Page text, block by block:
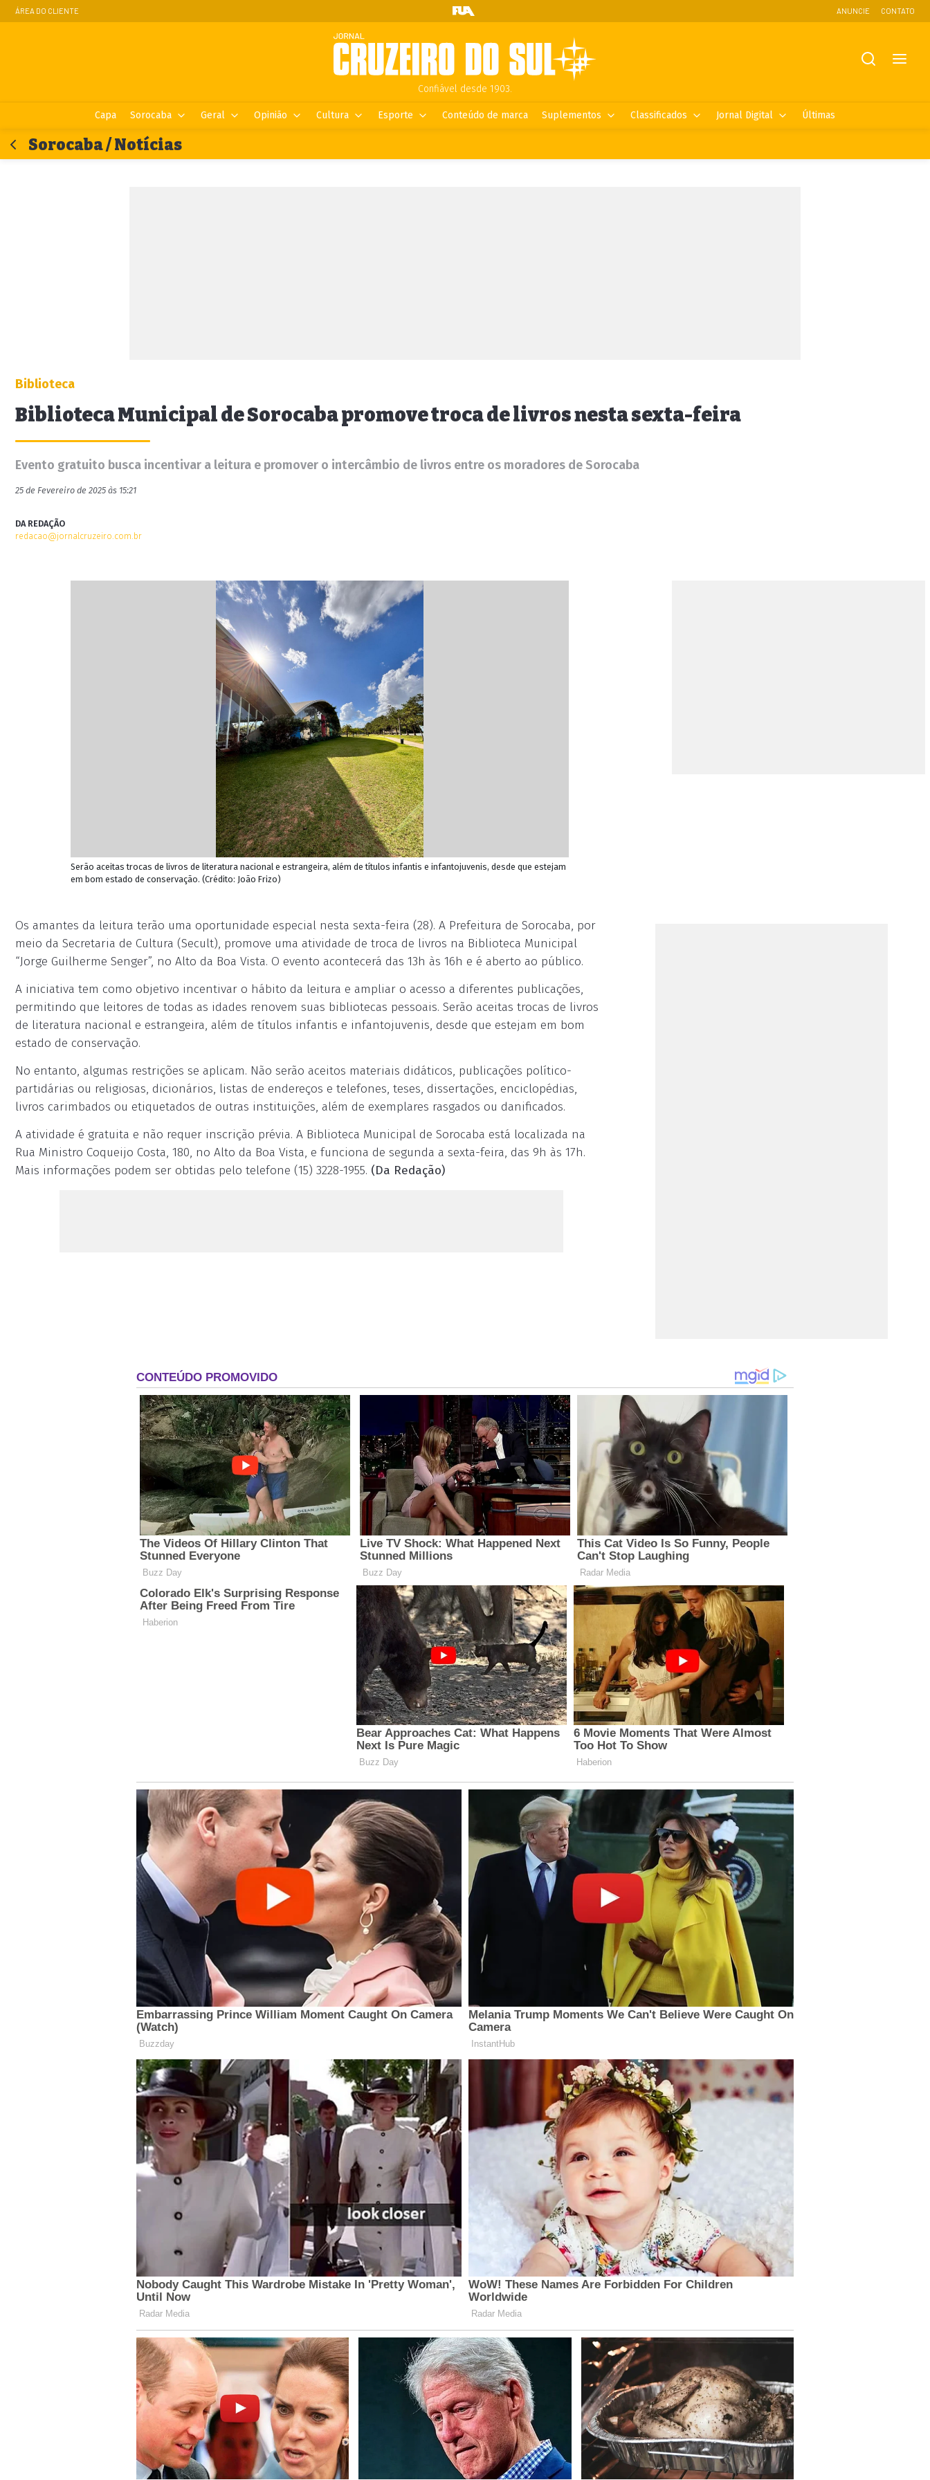
ÁREA DO CLIENTE ANUNCIE CONTATO
Confiável desde 1903.
Capa Sorocaba Geral Opinião Cultura Esporte Conteúdo de marca Suplementos Classificados Jornal Digital Últimas
Sorocaba / Notícias
Biblioteca
Biblioteca Municipal de Sorocaba promove troca de livros nesta sexta-feira
Evento gratuito busca incentivar a leitura e promover o intercâmbio de livros entre os moradores de Sorocaba
25 de Fevereiro de 2025 às 15:21
DA REDAÇÃO
redacao@jornalcruzeiro.com.br
Serão aceitas trocas de livros de literatura nacional e estrangeira, além de títulos infantis e infantojuvenis, desde que estejam
em bom estado de conservação. (Crédito: João Frizo)
Os amantes da leitura terão uma oportunidade especial nesta sexta-feira (28). A Prefeitura de Sorocaba, por
meio da Secretaria de Cultura (Secult), promove uma atividade de troca de livros na Biblioteca Municipal
“Jorge Guilherme Senger”, no Alto da Boa Vista. O evento acontecerá das 13h às 16h e é aberto ao público.
A iniciativa tem como objetivo incentivar o hábito da leitura e ampliar o acesso a diferentes publicações,
permitindo que leitores de todas as idades renovem suas bibliotecas pessoais. Serão aceitas trocas de livros
de literatura nacional e estrangeira, além de títulos infantis e infantojuvenis, desde que estejam em bom
estado de conservação.
No entanto, algumas restrições se aplicam. Não serão aceitos materiais didáticos, publicações político-
partidárias ou religiosas, dicionários, listas de endereços e telefones, teses, dissertações, enciclopédias,
livros carimbados ou etiquetados de outras instituições, além de exemplares rasgados ou danificados.
A atividade é gratuita e não requer inscrição prévia. A Biblioteca Municipal de Sorocaba está localizada na
Rua Ministro Coqueijo Costa, 180, no Alto da Boa Vista, e funciona de segunda a sexta-feira, das 9h às 17h.
Mais informações podem ser obtidas pelo telefone (15) 3228-1955. (Da Redação)